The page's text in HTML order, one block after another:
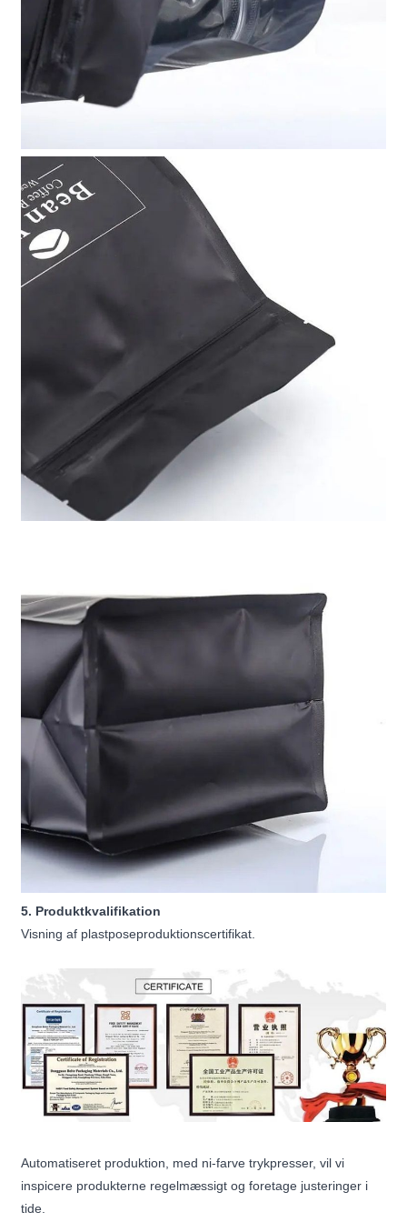
5. Produktkvalifikation
Visning af plastposeproduktionscertifikat.
Automatiseret produktion, med ni-farve trykpresser, vil vi
inspicere produkterne regelmæssigt og foretage justeringer i
tide.